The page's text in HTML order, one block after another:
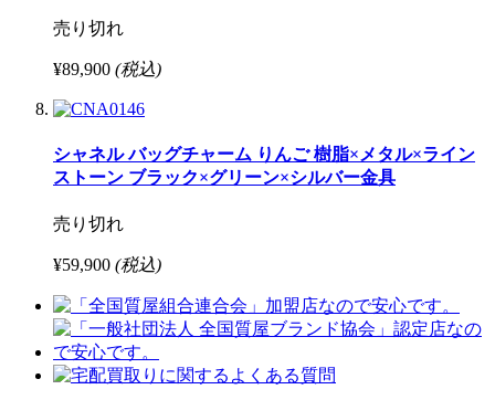
売り切れ
¥89,900 (税込)
シャネル バッグチャーム りんご 樹脂×メタル×ライン
ストーン ブラック×グリーン×シルバー金具
売り切れ
¥59,900 (税込)